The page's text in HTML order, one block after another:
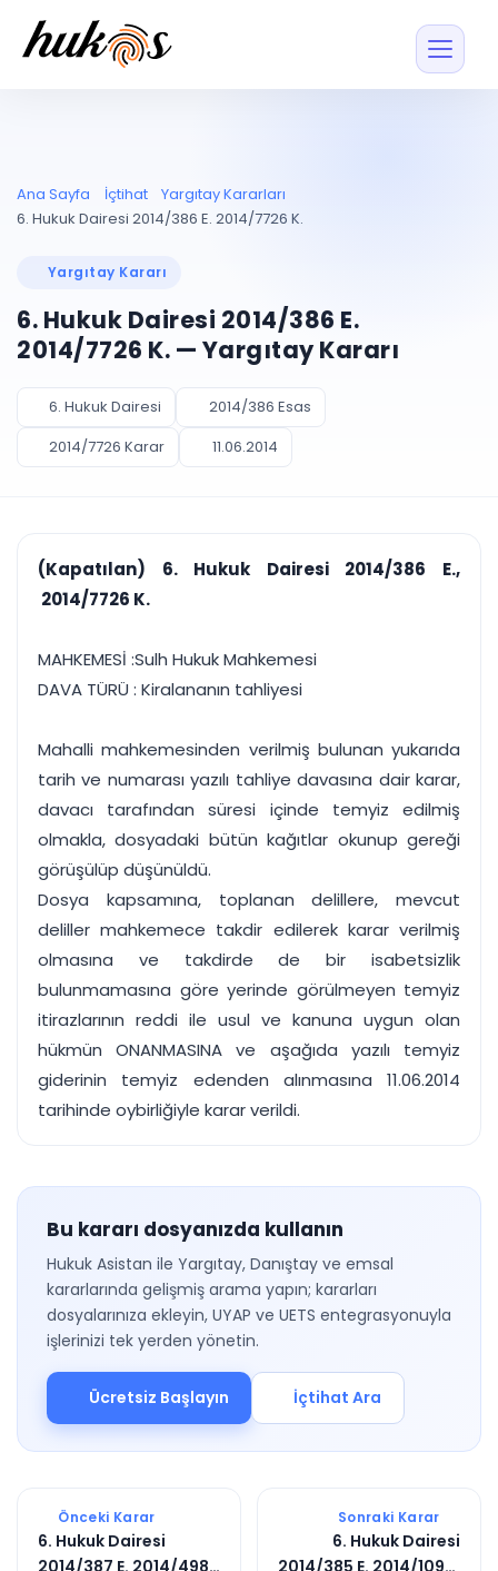
Entegrasyonu
UYAP ile otomatik
UYAP Evrak
Entegrasyonu
UETS Entegrasyonu
Tebligatları anında
Vekalet
PLANLAMA & TAKİP
Pano ve Takip
Duruşma ve görev
takvimi
Hatırlatma ve
takibi
Tek panelde uçtan uca yönetim
Tüm özellikleri inceleyin Ücretsiz Başlayın
Blog
Ücretsiz Başlayın Giriş Yap
Ana Sayfa İçtihat
Yargıtay Kararları
6. Hukuk Dairesi 2014/386 E. 2014/7726 K.
Yargıtay Kararı
6. Hukuk Dairesi 2014/386 E.
2014/7726 K. — Yargıtay Kararı
6. Hukuk Dairesi
2014/386 Esas
2014/7726 Karar
11.06.2014
(Kapatılan) 6. Hukuk Dairesi 2014/386 E.,
2014/7726 K.
MAHKEMESİ :Sulh Hukuk Mahkemesi
DAVA TÜRÜ : Kiralananın tahliyesi
Mahalli mahkemesinden verilmiş bulunan yukarıda
tarih ve numarası yazılı tahliye davasına dair karar,
davacı tarafından süresi içinde temyiz edilmiş
olmakla, dosyadaki bütün kağıtlar okunup gereği
görüşülüp düşünüldü.
Dosya kapsamına, toplanan delillere, mevcut
deliller mahkemece takdir edilerek karar verilmiş
olmasına ve takdirde de bir isabetsizlik
bulunmamasına göre yerinde görülmeyen temyiz
itirazlarının reddi ile usul ve kanuna uygun olan
hükmün ONANMASINA ve aşağıda yazılı temyiz
giderinin temyiz edenden alınmasına 11.06.2014
tarihinde oybirliğiyle karar verildi.
Bu kararı dosyanızda kullanın
Hukuk Asistan ile Yargıtay, Danıştay ve emsal
kararlarında gelişmiş arama yapın; kararları
dosyalarınıza ekleyin, UYAP ve UETS entegrasyonuyla
işlerinizi tek yerden yönetin.
Ücretsiz Başlayın İçtihat Ara
Önceki Karar
6. Hukuk Dairesi
2014/387 E. 2014/4981
Sonraki Karar
6. Hukuk Dairesi
2014/385 E. 2014/10991